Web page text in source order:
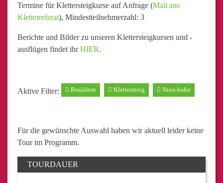
Termine für Klettersteigkurse auf Anfrage (Mail ans
Kletterreferat), Mindestteilnehmerzahl: 3
Berichte und Bilder zu unseren Klettersteigkursen und -
ausflügen findet ihrHIER.
Aktive Filter: Bouldern Klettersteig Nina-hahn
Für die gewünschte Auswahl haben wir aktuell leider keine
Tour im Programm.
TOURDAUER